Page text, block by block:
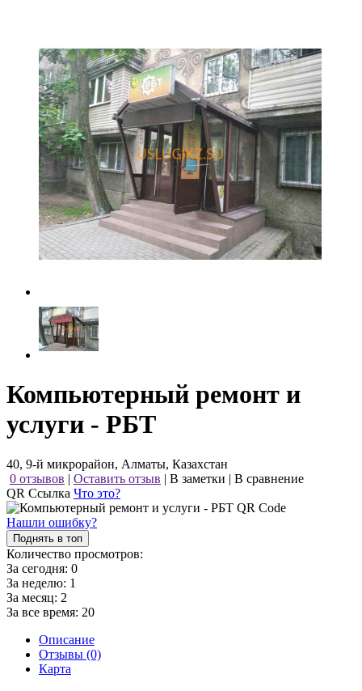
Компьютерный ремонт и
услуги - РБТ
40, 9-й микрорайон, Алматы, Казахстан
0 отзывов | Оставить отзыв | В заметки | В сравнение
QR Ссылка Что это?
Нашли ошибку?
Поднять в топ
Количество просмотров:
За сегодня: 0
За неделю: 1
За месяц: 2
За все время: 20
Описание
Отзывы (0)
Карта